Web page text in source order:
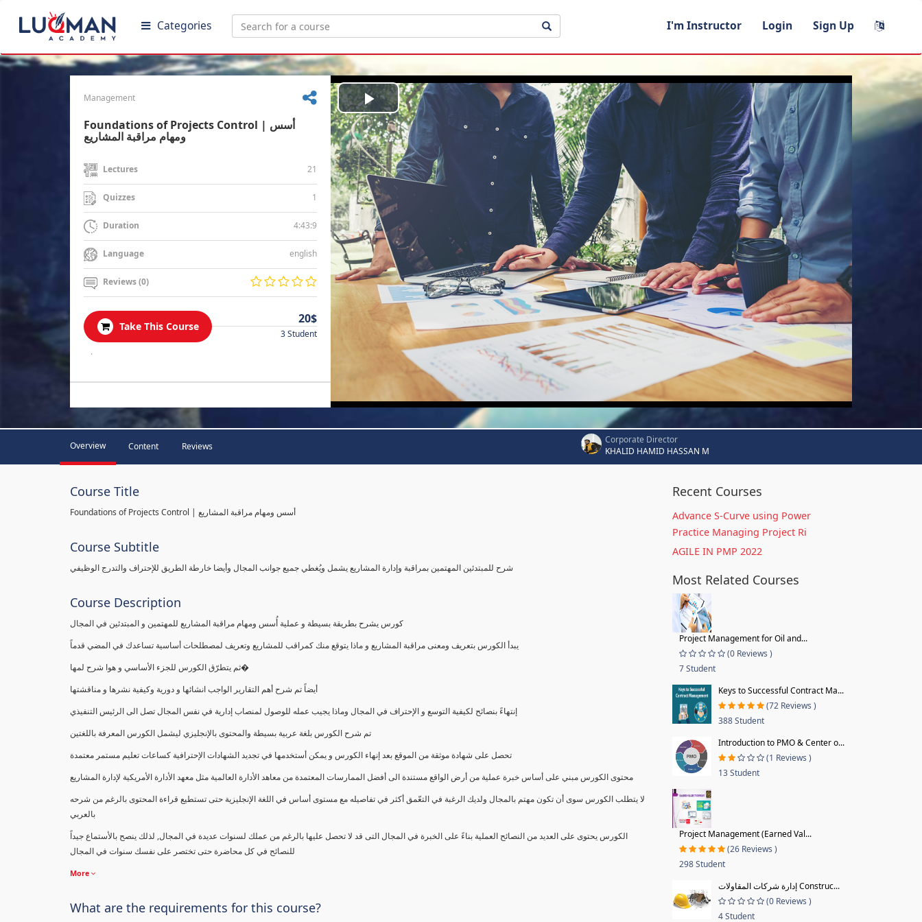
Categories I'm Instructor Login Sign Up
Management
Foundations of Projects Control | أسس
ومهام مراقبة المشاريع
Lectures 21
Quizzes 1
Duration 4:43:9
Language english
Reviews (0)
Take This Course
20$
3 Student
.
Play
Video
Overview Content Reviews
Corporate Director
KHALID HAMID HASSAN M
Course Title
Foundations of Projects Control | أسس ومهام مراقبة المشاريع
Course Subtitle
شرح للمبتدئين المهتمين بمراقبة وإدارة المشاريع يشمل ويُغطي جميع جوانب المجال وأيضا خارطة الطريق للإحتراف والتدرج الوظيفي
Course Description
كورس يشرح بطريقة بسيطة و عملية أُسس ومهام مراقبة المشاريع للمهتمين و المبتدئين في المجال
يبدأ الكورس بتعريف ومعنى مراقبة المشاريع و ماذا يتوقع منك كمراقب للمشاريع وتعريف لمصطلحات أساسية تساعدك في المضي قدماً
ثم يتطرّق الكورس للجزء الأساسي و هوا شرح لمها�
أيضاً تم شرح أهم التقارير الواجب انشائها و دورية وكيفية نشرها و مناقشتها
إنتهاءً بنصائح لكيفية التوسع و الإحتراف في المجال وماذا يجيب عمله للوصول لمنصاب إدارية في نفس المجال تصل الى الرئيس التنفيذي
تم شرح الكورس بلغة عربية بسيطة والمحتوى بالإنجليزي ليشمل الكورس المعرفة باللغتين
تحصل على شهادة موثقة من الموقع بعد إنهاء الكورس و يمكن أستخدمها في تجديد الشهادات الإحترافية كساعات تعليم مستمر معتمدة
محتوى الكورس مبني على أساس خبرة عملية من أرض الواقع مستندة الى أفضل الممارسات المعتمدة من معاهد الأدارة العالمية مثل معهد الأدارة الأمريكية لإدارة المشاريع
لا يتطلب الكورس سوى أن تكون مهتم بالمجال ولديك الرغبة في التعّمق أكثر في تفاصيله مع مستوى أساس في اللغة الإنجليزية حتى تستطيع قراءة المحتوى بالرغم من شرحه
بالعربي
الكورس يحتوى على العديد من النصائح العملية بناءً على الخبرة في المجال التى قد لا تحصل عليها بالرغم من عملك لسنوات عديدة في المجال, لذلك ينصح بالأستماع جيداً
للنصائح في كل محاضرة حتى تختصر على نفسك سنوات في المجال
More
What are the requirements for this course?
Recent Courses
Advance S-Curve using Power
Practice Managing Project Ri
AGILE IN PMP 2022
Most Related Courses
Project Management for Oil and...
(0 Reviews )
7 Student
Keys to Successful Contract Ma...
(72 Reviews )
388 Student
Introduction to PMO & Center o...
(1 Reviews )
13 Student
Project Management (Earned Val...
(26 Reviews )
298 Student
إدارة شركات المقاولات Construc...
(0 Reviews )
4 Student